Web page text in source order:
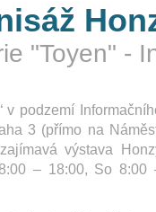
"Toyen" -
v podzemí
3 (přímo na
výstava
– 18:00, So 8:00